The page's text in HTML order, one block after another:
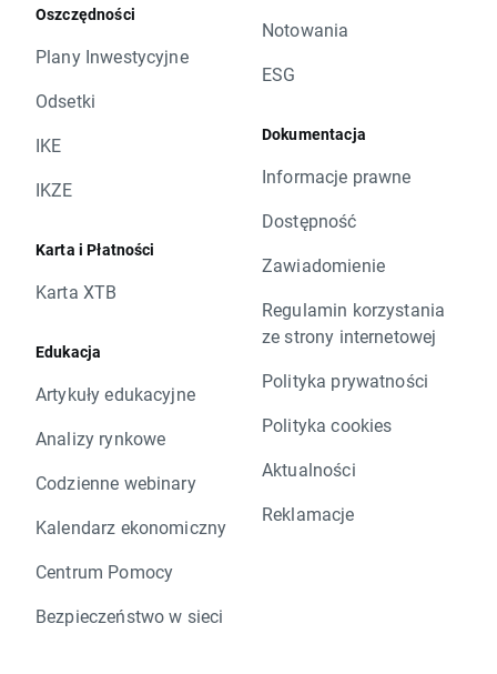
Oszczędności
Plany Inwestycyjne
Odsetki
IKE
IKZE
Karta i Płatności
Karta XTB
Edukacja
Artykuły edukacyjne
Analizy rynkowe
Codzienne webinary
Kalendarz ekonomiczny
Centrum Pomocy
Bezpieczeństwo w sieci
Notowania
ESG
Dokumentacja
Informacje prawne
Dostępność
Zawiadomienie
Regulamin korzystania
ze strony internetowej
Polityka prywatności
Polityka cookies
Aktualności
Reklamacje